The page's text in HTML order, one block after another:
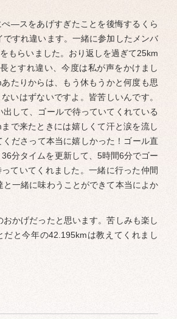
―スをあげすぎたことを後悔するくら
すれ違います。一緒に参加したメンバ
もらいました。おり返しを過ぎて25km
とすれ違い、今度は私が声をかけまし
たりからは、もう休もうかと何度も思
いはずないですよ。皆苦しいんです。
して、ゴールで待っていてくれている
で来たときには嬉しくて汗と涙を流し
ださって本当に嬉しかった！ゴール直
分タイムを更新して、5時間6分でゴー
ていてくれました。一緒に行った仲間
一緒に味わうことができて本当によか
かげだったと思います。苦しみも楽し
と今年の42.195kmは教えてくれまし